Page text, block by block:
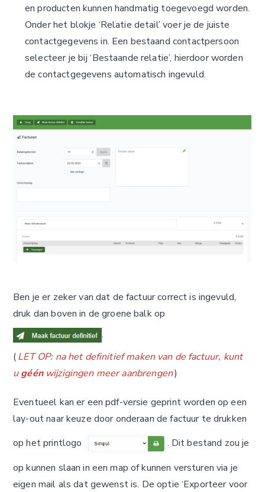
en producten kunnen handmatig toegevoegd worden.
Onder het blokje ‘Relatie detail’ voer je de juiste
contactgegevens in. Een bestaand contactpersoon
selecteer je bij ‘Bestaande relatie’, hierdoor worden
de contactgegevens automatisch ingevuld.
Ben je er zeker van dat de factuur correct is ingevuld,
druk dan boven in de groene balk op
.
(LET OP: na het definitief maken van de factuur, kunt
ugéénwijzigingen meer aanbrengen)
Eventueel kan er een pdf-versie geprint worden op een
lay-out naar keuze door onderaan de factuur te drukken
op het printlogo
. Dit bestand zou je
op kunnen slaan in een map of kunnen versturen via je
eigen mail als dat gewenst is. De optie ‘Exporteer voor